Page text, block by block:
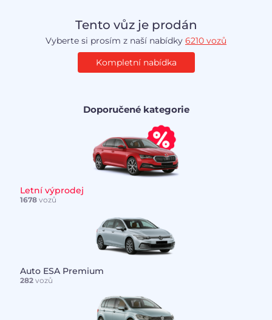
Tento vůz je prodán
Vyberte si prosím z naší nabídky 6210 vozů
Kompletní nabídka
Doporučené kategorie
Letní výprodej
1678vozů
Auto ESA Premium
282vozů